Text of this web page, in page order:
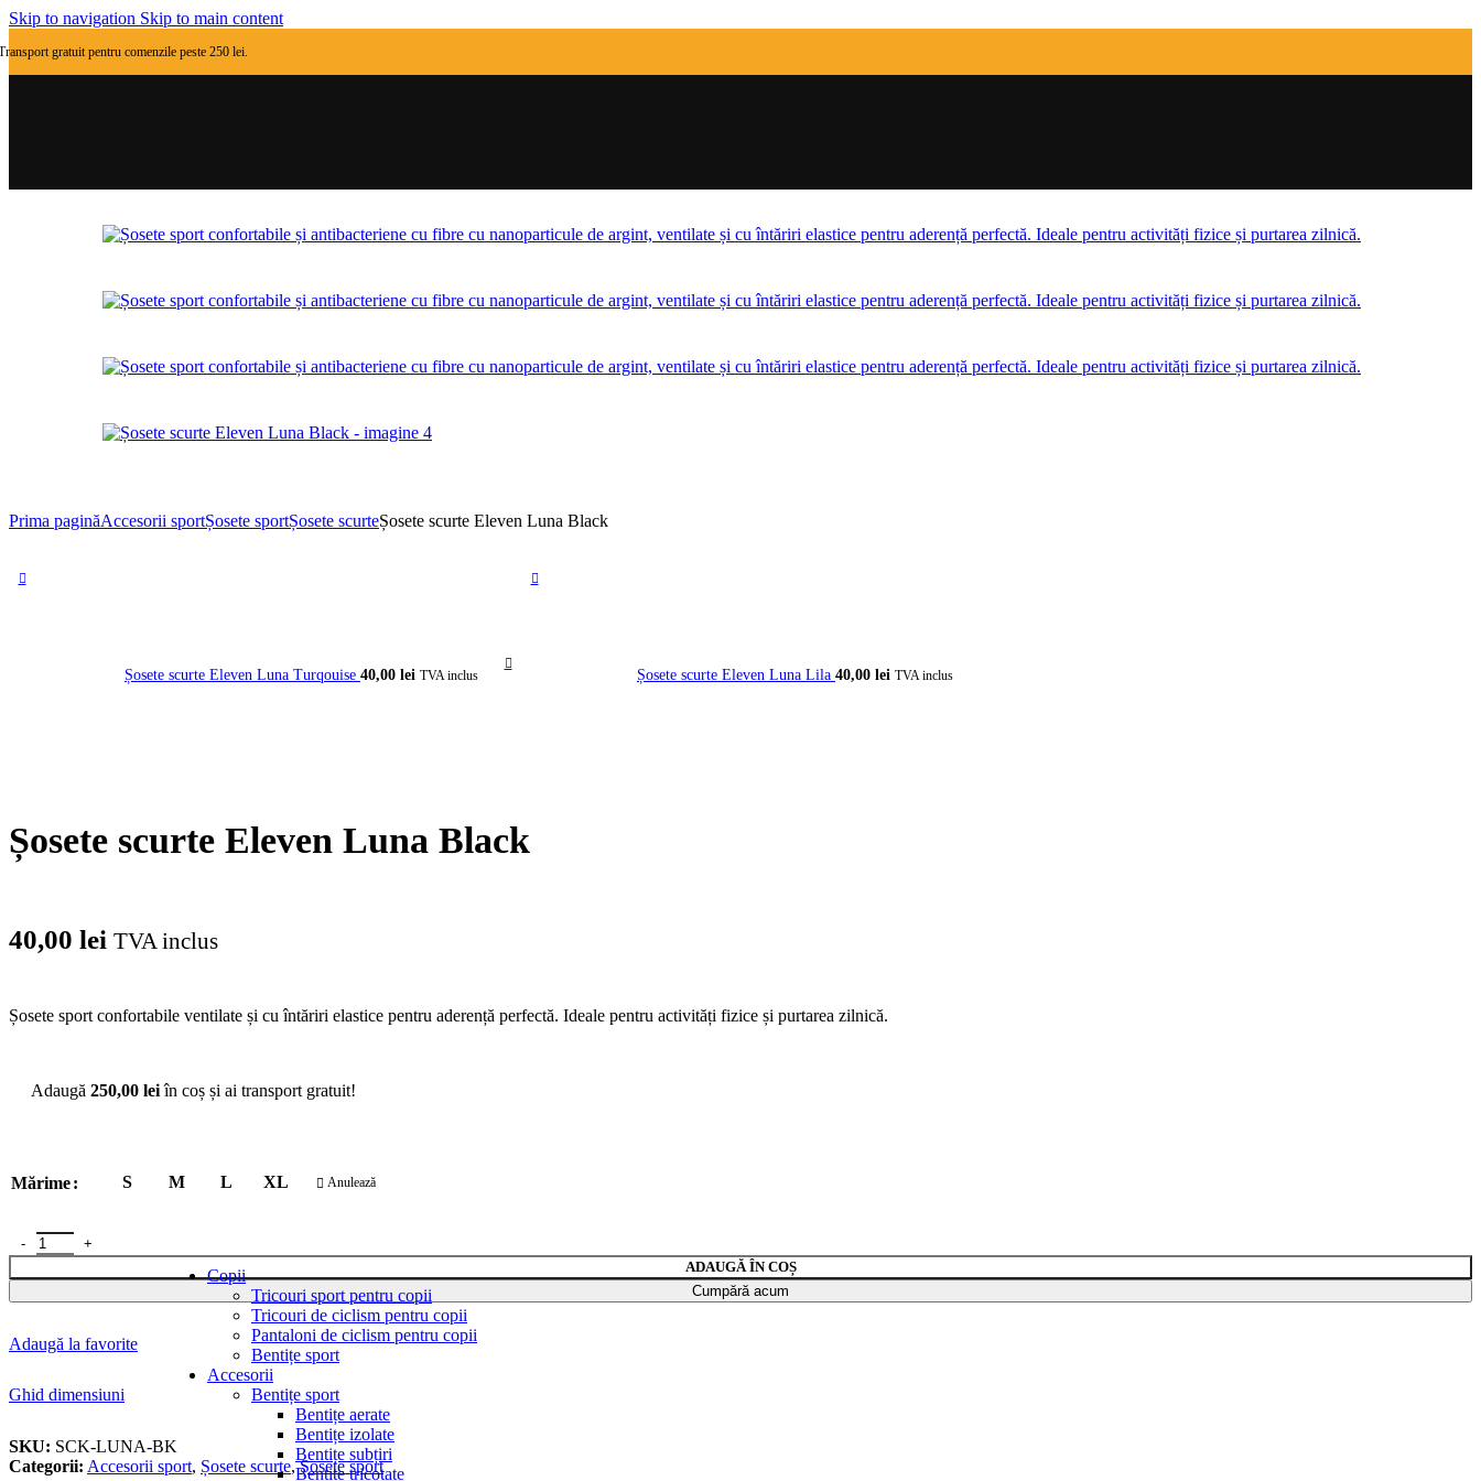
Skip to navigation Skip to main content
gratuit pentru comenzile peste 250 lei.
Șepci fullcap
Copii
Tricouri sport pentru copii
Tricouri de ciclism pentru copii
Pantaloni de ciclism pentru copii
Bentițe sport
Accesorii
Bentițe sport
Bentițe aerate
Bentițe izolate
Bentițe subțiri
Bentițe tricotate
Prima paginăAccesorii sportȘosete sportȘosete scurteȘosete scurte Eleven Luna Black
Șosete scurte Eleven Luna Turqouise 40,00 lei TVA inclus Șosete scurte Eleven Luna Lila 40,00 lei TVA inclus
Șosete scurte Eleven Luna Black
40,00 lei TVA inclus
Șosete sport confortabile ventilate și cu întăriri elastice pentru aderență perfectă. Ideale pentru activități fizice și purtarea zilnică.
Adaugă 250,00 leiîn coș și ai transport gratuit!
Mărime S M L XL Anulează
Cantitate Șosete scurte Eleven Luna Black
ADAUGĂ ÎN COȘ
Cumpără acum
Adaugă la favorite
Ghid dimensiuni
SKU: SCK-LUNA-BK
Categorii: Accesorii sport, Șosete scurte, Șosete sport